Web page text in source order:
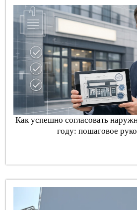
Как успешно согласовать
году: пошаговое